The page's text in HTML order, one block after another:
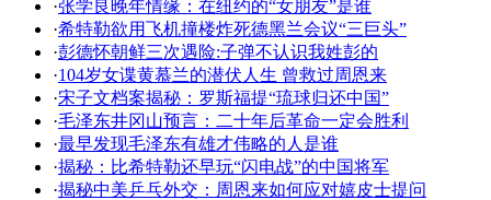
·张学良晚年情缘：在纽约的“女朋友”是谁
·希特勒欲用飞机撞楼炸死德黑兰会议“三巨头”
·彭德怀朝鲜三次遇险:子弹不认识我姓彭的
·104岁女谍黄慕兰的潜伏人生 曾救过周恩来
·宋子文档案揭秘：罗斯福提“琉球归还中国”
·毛泽东井冈山预言：二十年后革命一定会胜利
·最早发现毛泽东有雄才伟略的人是谁
·揭秘：比希特勒还早玩“闪电战”的中国将军
·揭秘中美乒乓外交：周恩来如何应对嬉皮士提问